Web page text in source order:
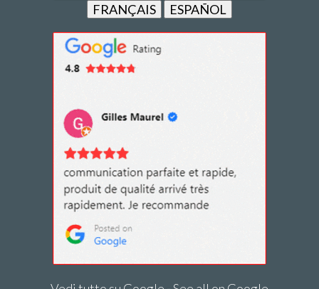
FRANÇAIS
ESPAÑOL